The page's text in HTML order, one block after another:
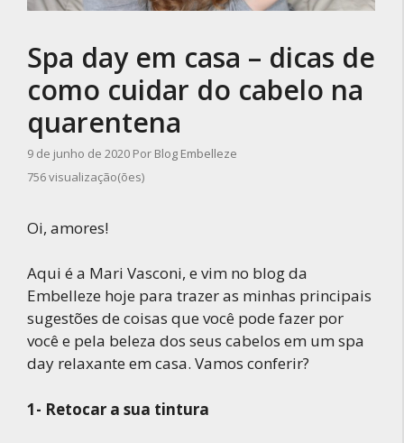
Spa day em casa – dicas de
como cuidar do cabelo na
quarentena
9 de junho de 2020 Por Blog Embelleze
756 visualização(ões)
Oi, amores!
Aqui é a Mari Vasconi, e vim no blog da
Embelleze hoje para trazer as minhas principais
sugestões de coisas que você pode fazer por
você e pela beleza dos seus cabelos em um spa
day relaxante em casa. Vamos conferir?
1- Retocar a sua tintura